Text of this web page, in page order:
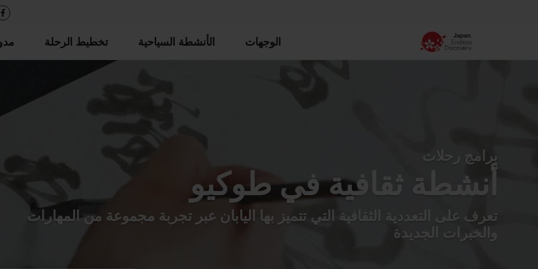
الوجهات الأنشطة السياحية تخطيط الرحلة
برامج رحلات
أنشطة ثقافية في طوكيو
تعرف على التعددية الثقافية التي تتميز بها اليابان عبر تجربة مجموعة من المهارات
والخبرات الجديدة